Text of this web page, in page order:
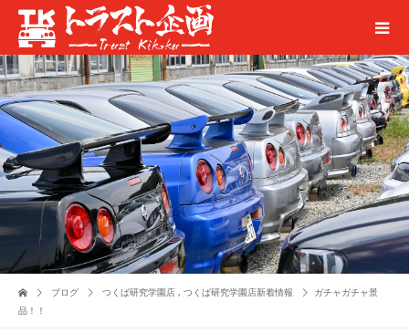
ブログ つくば研究学園店 , つくば研究学園店新着情報
ガチャガチャ景
品！！